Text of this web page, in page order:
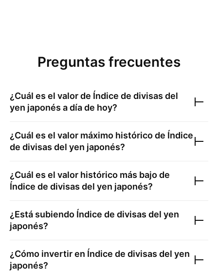
Preguntas frecuentes
¿Cuál es el valor de Índice de divisas del
yen japonés a día de hoy?
¿Cuál es el valor máximo histórico de Índice
de divisas del yen japonés?
¿Cuál es el valor histórico más bajo de
Índice de divisas del yen japonés?
¿Está subiendo Índice de divisas del yen
japonés?
¿Cómo invertir en Índice de divisas del yen
japonés?